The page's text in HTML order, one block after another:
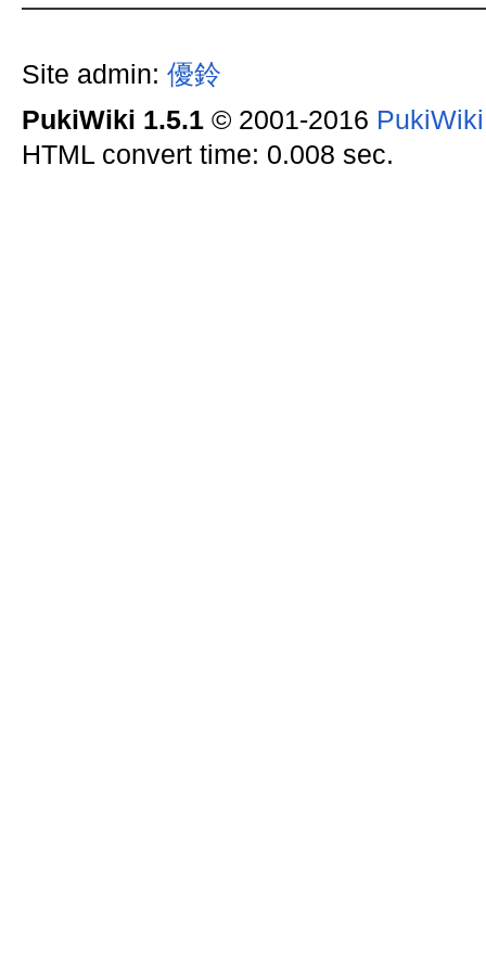
Site admin: 優鈴
PukiWiki 1.5.1© 2001-2016
HTML convert time: 0.008 sec.